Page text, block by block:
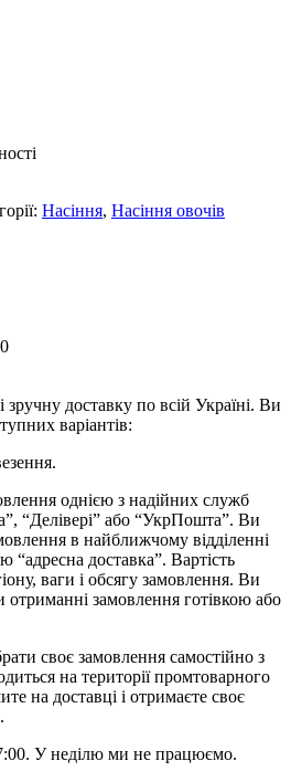
Насіння, Насіння овочів
0
доставку по всій Україні. Ви
варіантів:
однією з надійних служб
“Делівері” або “УкрПошта”. Ви
в найближчому відділенні
“адресна доставка”. Вартість
ваги і обсягу замовлення. Ви
отриманні замовлення готівкою або
своє замовлення самостійно з
на території промтоварного
на доставці і отримаєте своє
У неділю ми не працюємо.